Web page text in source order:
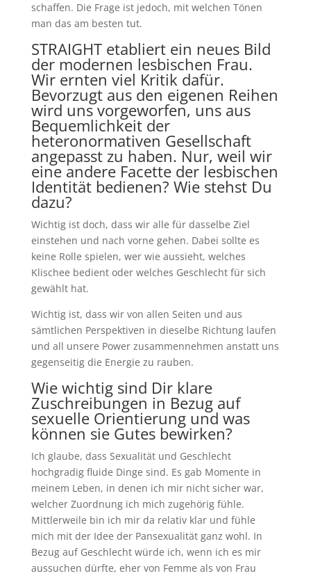
schaffen. Die Frage ist jedoch, mit welchen Tönen
man das am besten tut.
STRAIGHT etabliert ein neues Bild
der modernen lesbischen Frau.
Wir ernten viel Kritik dafür.
Bevorzugt aus den eigenen Reihen
wird uns vorgeworfen, uns aus
Bequemlichkeit der
heteronormativen Gesellschaft
angepasst zu haben. Nur, weil wir
eine andere Facette der lesbischen
Identität bedienen? Wie stehst Du
dazu?
Wichtig ist doch, dass wir alle für dasselbe Ziel
einstehen und nach vorne gehen. Dabei sollte es
keine Rolle spielen, wer wie aussieht, welches
Klischee bedient oder welches Geschlecht für sich
gewählt hat.
Wichtig ist, dass wir von allen Seiten und aus
sämtlichen Perspektiven in dieselbe Richtung laufen
und all unsere Power zusammennehmen anstatt uns
gegenseitig die Energie zu rauben.
Wie wichtig sind Dir klare
Zuschreibungen in Bezug auf
sexuelle Orientierung und was
können sie Gutes bewirken?
Ich glaube, dass Sexualität und Geschlecht
hochgradig fluide Dinge sind. Es gab Momente in
meinem Leben, in denen ich mir nicht sicher war,
welcher Zuordnung ich mich zugehörig fühle.
Mittlerweile bin ich mir da relativ klar und fühle
mich mit der Idee der Pansexualität ganz wohl. In
Bezug auf Geschlecht würde ich, wenn ich es mir
aussuchen dürfte, eher von Femme als von Frau